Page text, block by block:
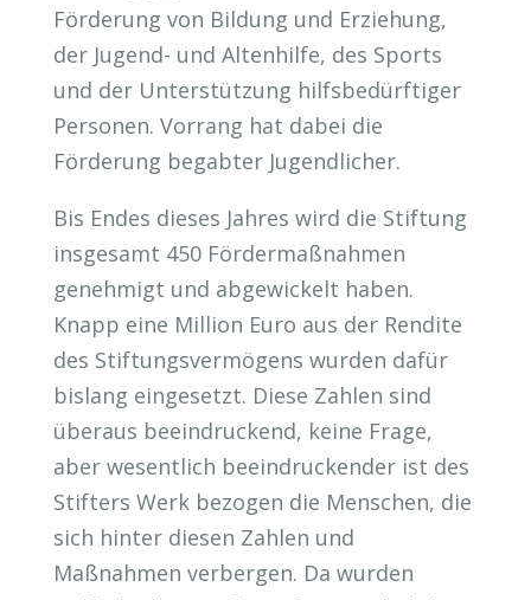
Förderung von Bildung und Erziehung,
der Jugend- und Altenhilfe, des Sports
und der Unterstützung hilfsbedürftiger
Personen. Vorrang hat dabei die
Förderung begabter Jugendlicher.
Bis Endes dieses Jahres wird die Stiftung
insgesamt 450 Fördermaßnahmen
genehmigt und abgewickelt haben.
Knapp eine Million Euro aus der Rendite
des Stiftungsvermögens wurden dafür
bislang eingesetzt. Diese Zahlen sind
überaus beeindruckend, keine Frage,
aber wesentlich beeindruckender ist des
Stifters Werk bezogen die Menschen, die
sich hinter diesen Zahlen und
Maßnahmen verbergen. Da wurden